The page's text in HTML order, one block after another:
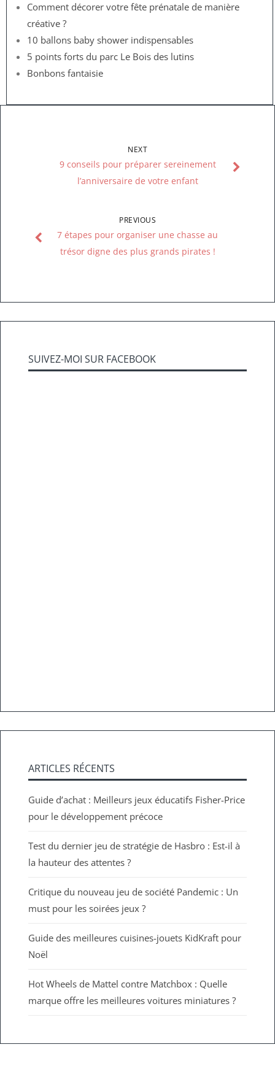
Comment décorer votre fête prénatale de manière
créative ?
10 ballons baby shower indispensables
5 points forts du parc Le Bois des lutins
Bonbons fantaisie
NEXT
9 conseils pour préparer sereinement
l’anniversaire de votre enfant
PREVIOUS
7 étapes pour organiser une chasse au
trésor digne des plus grands pirates !
SUIVEZ-MOI SUR FACEBOOK
ARTICLES RÉCENTS
Guide d’achat : Meilleurs jeux éducatifs Fisher-Price
pour le développement précoce
Test du dernier jeu de stratégie de Hasbro : Est-il à
la hauteur des attentes ?
Critique du nouveau jeu de société Pandemic : Un
must pour les soirées jeux ?
Guide des meilleures cuisines-jouets KidKraft pour
Noël
Hot Wheels de Mattel contre Matchbox : Quelle
marque offre les meilleures voitures miniatures ?